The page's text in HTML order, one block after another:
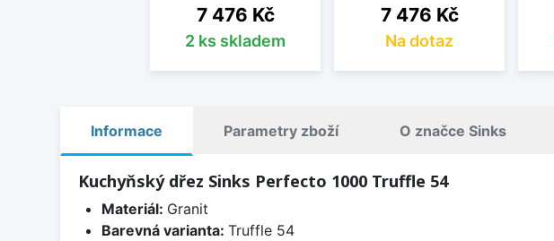
Cena
7 476 Kč
2 ks skladem
Cena
7 476 Kč
Na dotaz
Informace Parametry zboží O značce Sinks
Kuchyňský dřez Sinks Perfecto 1000 Truffle 54
Materiál: Granit
Barevná varianta: Truffle 54